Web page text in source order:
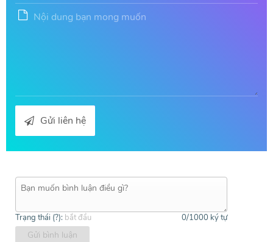
Gửi liên hệ
Trạng thái (?): bắt đầu 0/1000 ký tự
Gửi bình luận